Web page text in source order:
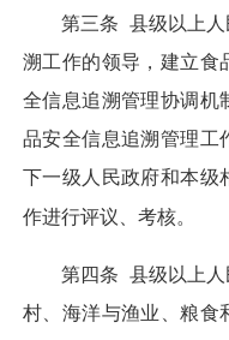
第三条 县级以上
溯工作的领导，建立食
全信息追溯管理协调机
品安全信息追溯管理工
下一级人民政府和本级
作进行评议、考核。
第四条 县级以上
村、海洋与渔业、粮食